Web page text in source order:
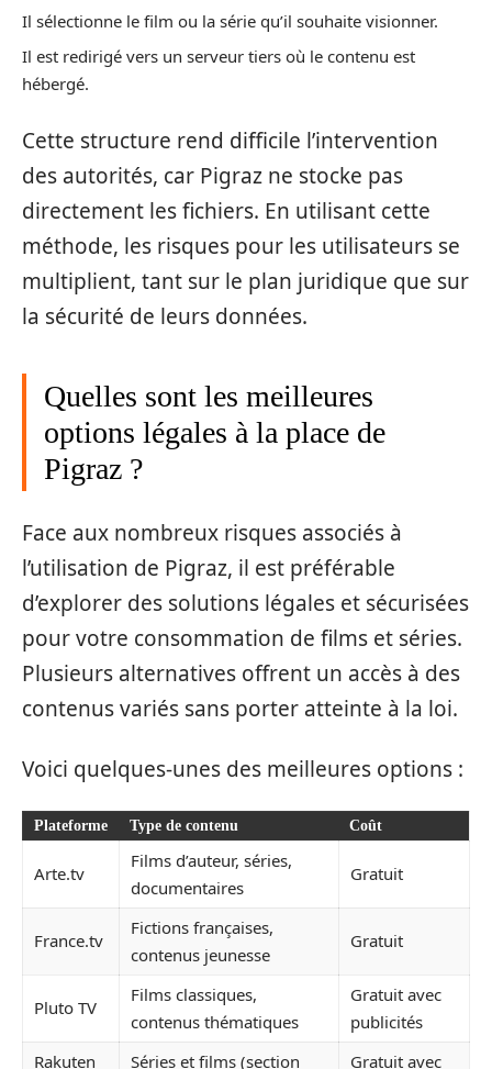
Il sélectionne le film ou la série qu’il souhaite visionner.
Il est redirigé vers un serveur tiers où le contenu est
hébergé.
Cette structure rend difficile l’intervention
des autorités, car Pigraz ne stocke pas
directement les fichiers. En utilisant cette
méthode, les risques pour les utilisateurs se
multiplient, tant sur le plan juridique que sur
la sécurité de leurs données.
Quelles sont les meilleures
options légales à la place de
Pigraz ?
Face aux nombreux risques associés à
l’utilisation de Pigraz, il est préférable
d’explorer des solutions légales et sécurisées
pour votre consommation de films et séries.
Plusieurs alternatives offrent un accès à des
contenus variés sans porter atteinte à la loi.
Voici quelques-unes des meilleures options :
Plateforme Type de contenu Coût
Arte.tv
Films d’auteur, séries,
documentaires
Gratuit
France.tv
Fictions françaises,
contenus jeunesse
Gratuit
Pluto TV
Films classiques,
contenus thématiques
Gratuit avec
publicités
Rakuten
Séries et films (section
Gratuit avec